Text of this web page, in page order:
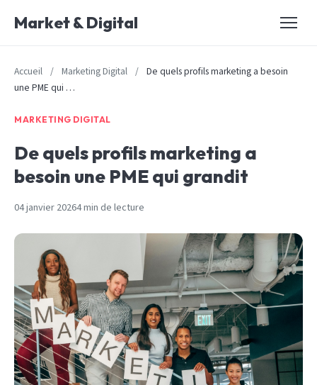
Market & Digital
Accueil / Marketing Digital / De quels profils marketing a besoin
une PME qui …
MARKETING DIGITAL
De quels profils marketing a
besoin une PME qui grandit
04 janvier 20264 min de lecture